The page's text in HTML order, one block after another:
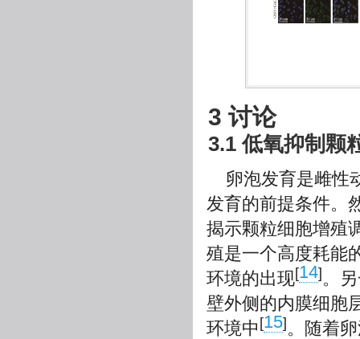
3 讨论
3.1 低氧抑制颗
卵泡发育是雌性
发育的前提条件。
揭示颗粒细胞增殖
殖是一个高度耗能
环境的出现[14]。
壁外侧的内膜细胞
环境中[15]。随着